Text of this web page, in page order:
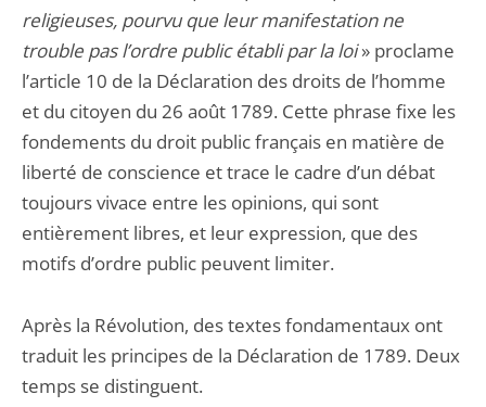
religieuses, pourvu que leur manifestation ne
trouble pas l’ordre public établi par la loi» proclame
l’article 10 de la Déclaration des droits de l’homme
et du citoyen du 26 août 1789. Cette phrase fixe les
fondements du droit public français en matière de
liberté de conscience et trace le cadre d’un débat
toujours vivace entre les opinions, qui sont
entièrement libres, et leur expression, que des
motifs d’ordre public peuvent limiter.
Après la Révolution, des textes fondamentaux ont
traduit les principes de la Déclaration de 1789. Deux
temps se distinguent.